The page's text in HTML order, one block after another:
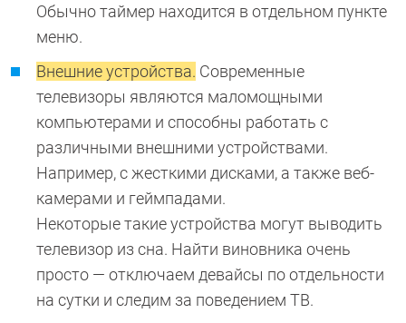
Обычно таймер находится в отдельном пункте
меню.
Внешние устройства. Современные
телевизоры являются маломощными
компьютерами и способны работать с
различными внешними устройствами.
Например, с жесткими дисками, а также веб-
камерами и геймпадами.
Некоторые такие устройства могут выводить
телевизор из сна. Найти виновника очень
просто — отключаем девайсы по отдельности
на сутки и следим за поведением ТВ.